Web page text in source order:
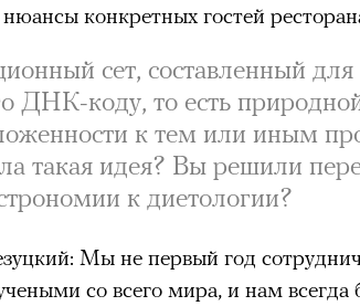
нюансы конкретных гостей
сет, составленный для
ДНК-коду, то есть
к тем или иным
такая идея? Вы решили
к диетологии?
Мы не первый год
со всего мира, и нам всегда